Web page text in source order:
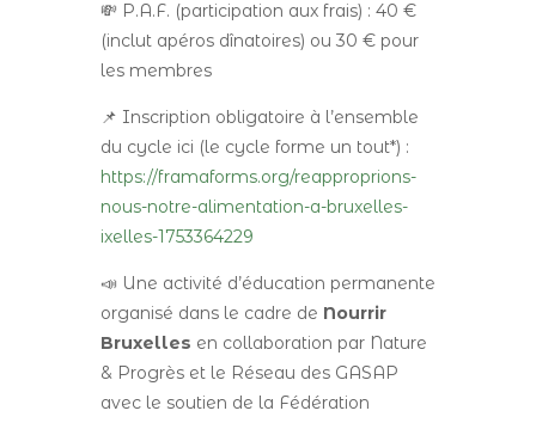
💸 P.A.F. (participation aux frais) : 40 €
(inclut apéros dînatoires) ou 30 € pour
les membres
📌 Inscription obligatoire à l’ensemble
du cycle ici (le cycle forme un tout*) :
https://framaforms.org/reapproprions-
nous-notre-alimentation-a-bruxelles-
ixelles-1753364229
📣 Une activité d’éducation permanente
organisé dans le cadre de Nourrir
Bruxelles en collaboration par Nature
& Progrès et le Réseau des GASAP
avec le soutien de la Fédération